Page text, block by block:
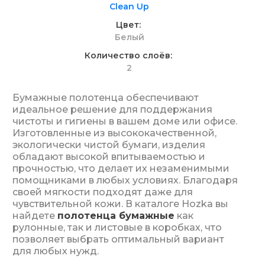
Clean Up
Цвет
Белый
Количество слоёв
2
Бумажные полотенца обеспечивают
идеальное решение для поддержания
чистоты и гигиены в вашем доме или офисе.
Изготовленные из высококачественной,
экологически чистой бумаги, изделия
обладают высокой впитываемостью и
прочностью, что делает их незаменимыми
помощниками в любых условиях. Благодаря
своей мягкости подходят даже для
чувствительной кожи. В каталоге Hozka вы
найдете полотенца бумажные как
рулонные, так и листовые в коробках, что
позволяет выбрать оптимальный вариант
для любых нужд.